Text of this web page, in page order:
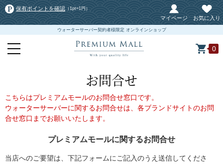
保有ポイントを確認 （1pt=1円）
マイページ お気に入り
ウォーターサーバー契約者様限定 オンラインショップ
0
お問合せ
こちらはプレミアムモールのお問合せ窓口です。
ウォーターサーバーに関するお問合せは、各ブランドサイトのお問
合せ窓口までお願いいたします。
プレミアムモールに関するお問合せ
当店へのご要望は、下記フォームにご記入のうえ送信してくださ